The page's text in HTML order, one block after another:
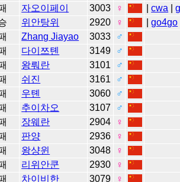
자오이페이 3003 ♀ |cwa |
위안탕위 2920 ♀ |go4go
Zhang Jiayao 3033
♂
다이쯔톈 3149
♂
왕뤄란 3101
♂
쉬진 3161
♂
우톈 3060
♂
추이차오 3107
♂
장웨란 2904
♀
판양 2936
♀
왕샹윈 3048
♀
리위안쿤 2930
♀
차이비한 3079
♀